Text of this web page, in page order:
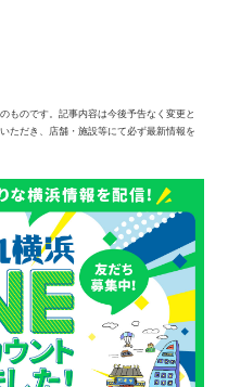
ものです。記事内容は今後予告なく変更と
ただき、店舗・施設等にて必ず最新情報を